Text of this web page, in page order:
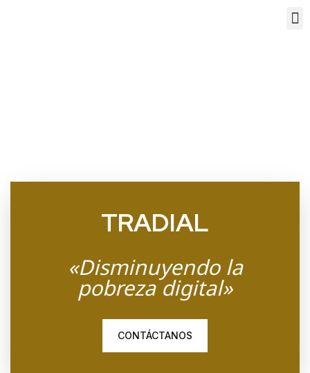
TRADIAL
«Disminuyendo la
pobreza digital»
CONTÁCTANOS